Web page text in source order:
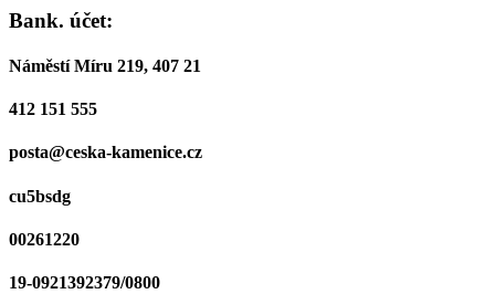
Bank. účet:
Náměstí Míru 219, 407 21
412 151 555
posta@ceska-kamenice.cz
cu5bsdg
00261220
19-0921392379/0800